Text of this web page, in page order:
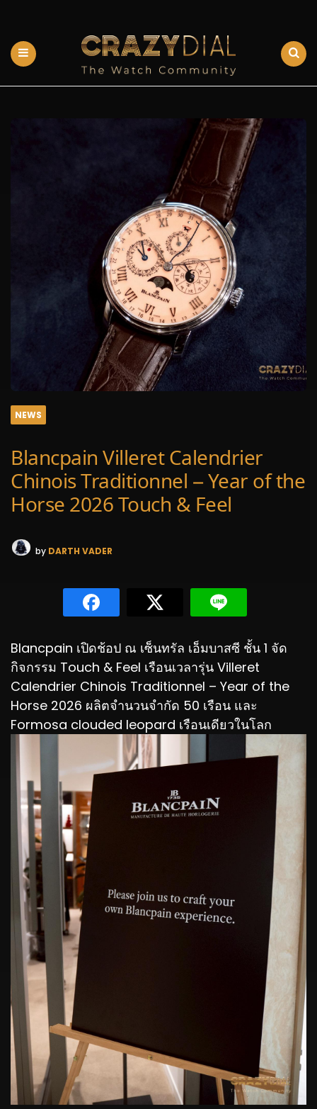
NEWS
Blancpain Villeret Calendrier
Chinois Traditionnel – Year of the
Horse 2026 Touch & Feel
by DARTH VADER
Blancpain เปิดช้อป ณ เซ็นทรัล เอ็มบาสซี ชั้น 1 จัด
กิจกรรม Touch & Feel เรือนเวลารุ่น Villeret
Calendrier Chinois Traditionnel – Year of the
Horse 2026 ผลิตจำนวนจำกัด 50 เรือน และ
Formosa clouded leopard เรือนเดียวในโลก